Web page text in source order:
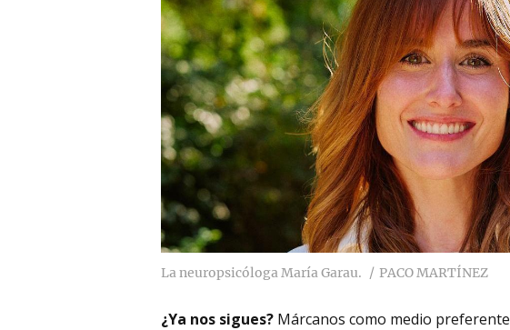
La neuropsicóloga María Garau. PACO MARTÍNEZ
¿Ya nos sigues? Márcanos como medio preferente